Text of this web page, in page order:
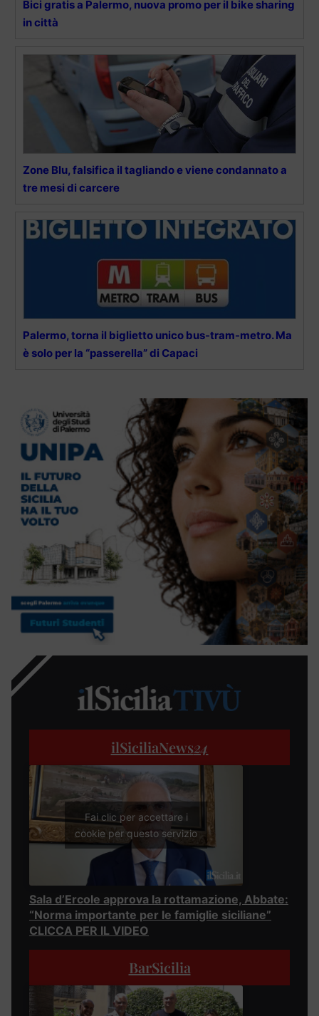
Bici gratis a Palermo, nuova promo per il bike sharing
in città
Zone Blu, falsifica il tagliando e viene condannato a
tre mesi di carcere
Palermo, torna il biglietto unico bus-tram-metro. Ma
è solo per la “passerella” di Capaci
ilSiciliaNews24
Fai clic per accettare i
cookie per questo servizio
Sala d’Ercole approva la rottamazione, Abbate:
“Norma importante per le famiglie siciliane”
CLICCA PER IL VIDEO
BarSicilia